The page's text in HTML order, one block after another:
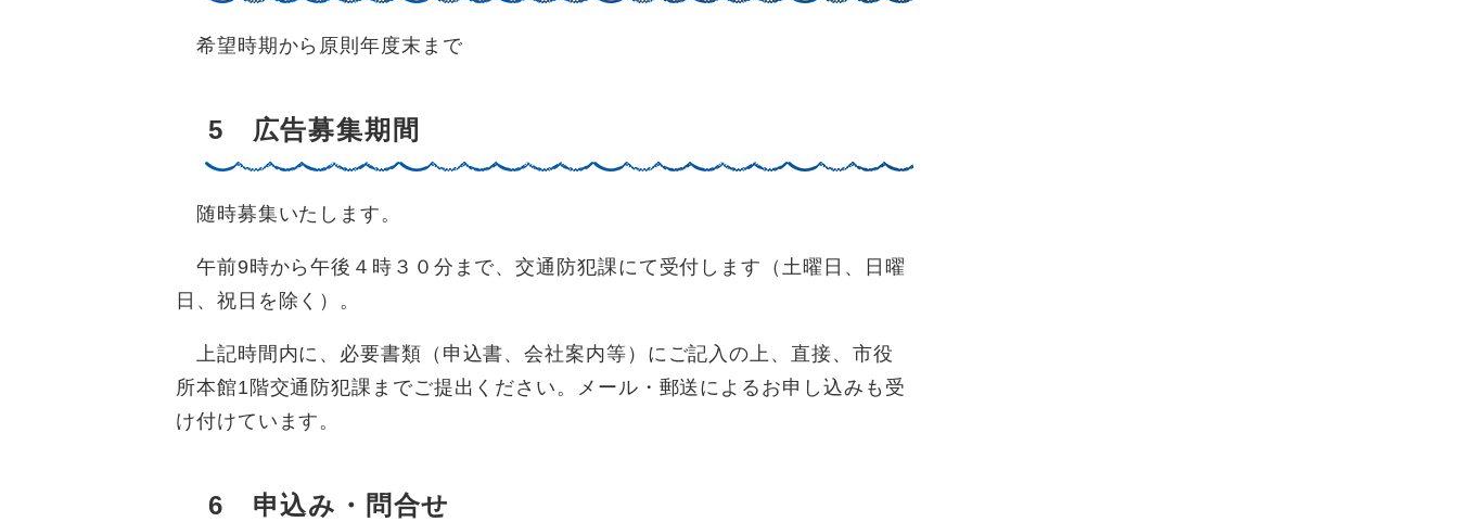
希望時期から原則年度末まで
5 広告募集期間
随時募集いたします。
午前9時から午後４時３０分まで、交通防犯課にて受付します（土曜日、日曜
日、祝日を除く）。
上記時間内に、必要書類（申込書、会社案内等）にご記入の上、直接、市役
所本館1階交通防犯課までご提出ください。メール・郵送によるお申し込みも受
け付けています。
6 申込み・問合せ